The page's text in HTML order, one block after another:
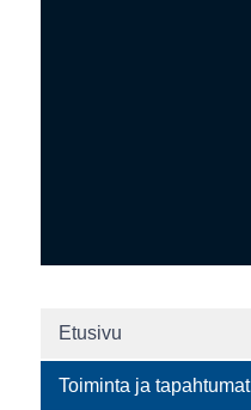
Etusivu
Toiminta ja tapahtumat